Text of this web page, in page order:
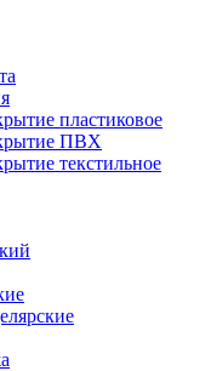
пластиковое
ПВХ
текстильное